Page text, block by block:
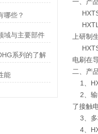
哪些？
域与主要部件
系列的了解
能
HXTS
HXTL
上研制
HXTS
电刷在
二、产
1、
2、输
了接触
3、多
4、